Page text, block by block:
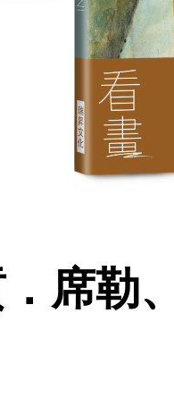
席勒